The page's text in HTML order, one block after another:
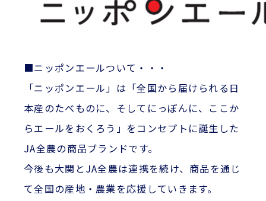
■ニッポンエールついて・・・
「ニッポンエール」は「全国から届けられる日
本産のたべものに、そしてにっぽんに、ここか
らエールをおくろう」をコンセプトに誕生した
JA全農の商品ブランドです。
今後も大関とJA全農は連携を続け、商品を通じ
て全国の産地・農業を応援していきます。